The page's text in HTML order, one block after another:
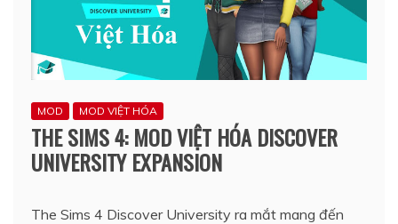
MOD MOD VIỆT HÓA
THE SIMS 4: MOD VIỆT HÓA DISCOVER
UNIVERSITY EXPANSION
The Sims 4 Discover University ra mắt mang đến